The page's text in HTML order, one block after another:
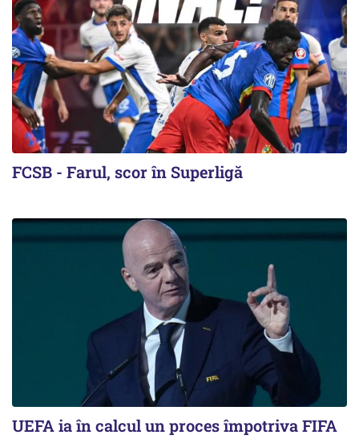
FCSB - Farul, scor în Superligă
UEFA ia în calcul un proces împotriva FIFA